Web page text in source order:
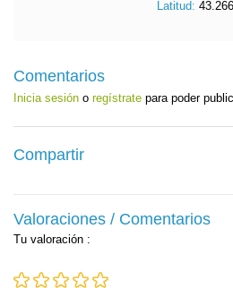
Latitud:
Comentarios
Inicia sesión o regístrate para poder
Compartir
Valoraciones / Comentarios
Tu valoración :